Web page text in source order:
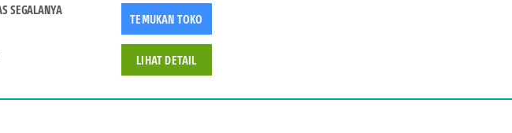
SEGALANYA
TEMUKAN TOKO
LIHAT DETAIL